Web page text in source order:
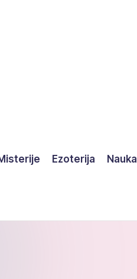
Ezoterija Nauka